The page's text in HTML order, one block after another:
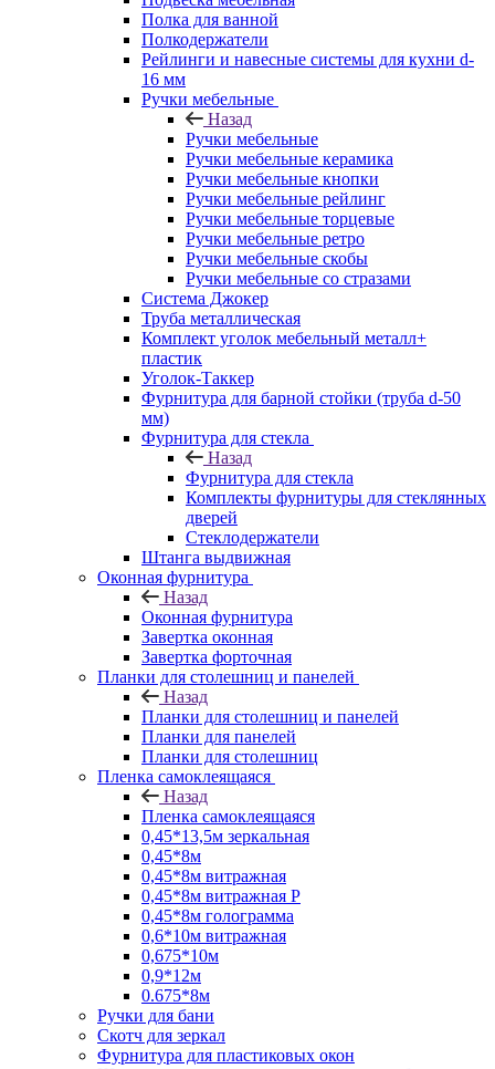
Полка для ванной
Полкодержатели
Рейлинги и навесные системы для кухни d-
16 мм
Ручки мебельные
Назад
Ручки мебельные
Ручки мебельные керамика
Ручки мебельные кнопки
Ручки мебельные рейлинг
Ручки мебельные торцевые
Ручки мебельные ретро
Ручки мебельные скобы
Ручки мебельные со стразами
Система Джокер
Труба металлическая
Комплект уголок мебельный металл+
пластик
Уголок-Таккер
Фурнитура для барной стойки (труба d-50
мм)
Фурнитура для стекла
Назад
Фурнитура для стекла
Комплекты фурнитуры для стеклянных
дверей
Стеклодержатели
Штанга выдвижная
Оконная фурнитура
Назад
Оконная фурнитура
Завертка оконная
Завертка форточная
Планки для столешниц и панелей
Назад
Планки для столешниц и панелей
Планки для панелей
Планки для столешниц
Пленка самоклеящаяся
Назад
Пленка самоклеящаяся
0,45*13,5м зеркальная
0,45*8м
0,45*8м витражная
0,45*8м витражная Р
0,45*8м голограмма
0,6*10м витражная
0,675*10м
0,9*12м
0.675*8м
Ручки для бани
Скотч для зеркал
Фурнитура для пластиковых окон